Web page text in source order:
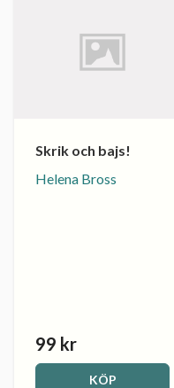
Skrik och bajs!
Helena Bross
99 kr
KÖP